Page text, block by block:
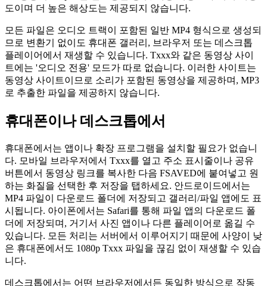
도이며 더 높은 해상도는 제공되지 않습니다.
모든 파일은 오디오 트랙이 포함된 일반 MP4 형식으로 생성되
므로 변환기 없이도 휴대폰 갤러리, 브라우저 또는 데스크톱
플레이어에서 재생할 수 있습니다. Txxx와 같은 동영상 사이
트에는 '오디오 전용' 모드가 따로 없습니다. 이러한 사이트는
동영상 사이트이므로 소리가 포함된 동영상을 제공하며, MP3
로 추출한 파일을 제공하지 않습니다.
휴대폰이나 데스크톱에서
휴대폰에서는 앱이나 확장 프로그램을 설치할 필요가 없습니
다. 모바일 브라우저에서 Txxx를 열고 주소 표시줄이나 공유
버튼에서 동영상 링크를 복사한 다음 FSAVED에 붙여넣고 원
하는 화질을 선택한 후 저장을 탭하세요. 안드로이드에서는
MP4 파일이 다운로드 폴더에 저장되고 갤러리/파일 앱에도 표
시됩니다. 아이폰에서는 Safari를 통해 파일 앱의 다운로드 폴
더에 저장되며, 거기서 사진 앱이나 다른 플레이어로 옮길 수
있습니다. 모든 처리는 서버에서 이루어지기 때문에 사양이 낮
은 휴대폰에서도 1080p Txxx 파일을 끊김 없이 재생할 수 있습
니다.
데스크톱에서는 어떤 브라우저에서든 동일한 방식으로 작동